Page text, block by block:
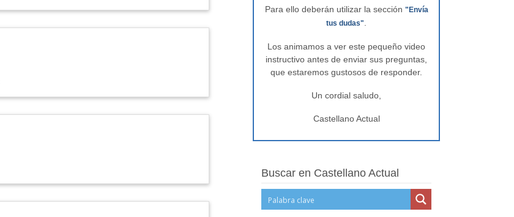
Para ello deberán utilizar la sección "Envía
tus dudas"
Los animamos a ver este pequeño video
instructivo antes de enviar sus preguntas,
que estaremos gustosos de responder.
Un cordial saludo,
Castellano Actual
Buscar en Castellano Actual